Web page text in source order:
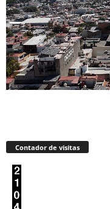
Contador de visitas